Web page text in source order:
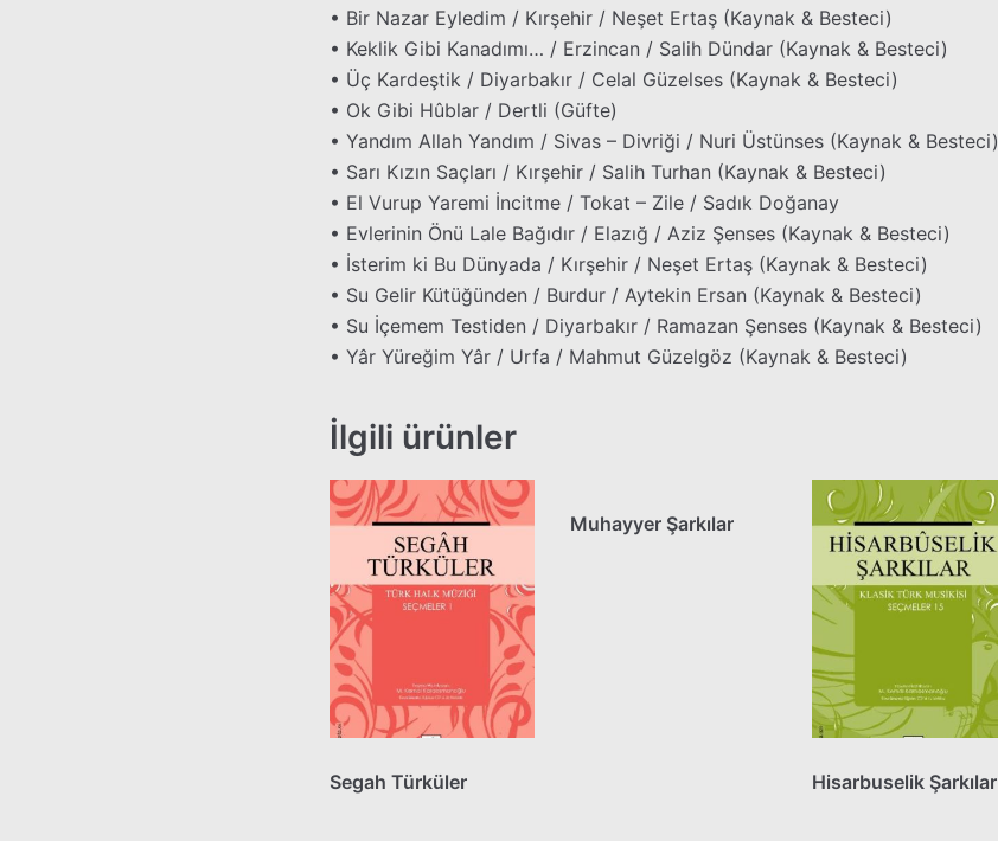
• Bir Nazar Eyledim / Kırşehir / Neşet Ertaş (Kaynak & Besteci)
• Keklik Gibi Kanadımı… / Erzincan / Salih Dündar (Kaynak & Besteci)
• Üç Kardeştik / Diyarbakır / Celal Güzelses (Kaynak & Besteci)
• Ok Gibi Hûblar / Dertli (Güfte)
• Yandım Allah Yandım / Sivas – Divriği / Nuri Üstünses (Kaynak & Besteci)
• Sarı Kızın Saçları / Kırşehir / Salih Turhan (Kaynak & Besteci)
• El Vurup Yaremi İncitme / Tokat – Zile / Sadık Doğanay
• Evlerinin Önü Lale Bağıdır / Elazığ / Aziz Şenses (Kaynak & Besteci)
• İsterim ki Bu Dünyada / Kırşehir / Neşet Ertaş (Kaynak & Besteci)
• Su Gelir Kütüğünden / Burdur / Aytekin Ersan (Kaynak & Besteci)
• Su İçemem Testiden / Diyarbakır / Ramazan Şenses (Kaynak & Besteci)
• Yâr Yüreğim Yâr / Urfa / Mahmut Güzelgöz (Kaynak & Besteci)
İlgili ürünler
Segah Türküler
Muhayyer Şarkılar
Hisarbuselik Şarkılar